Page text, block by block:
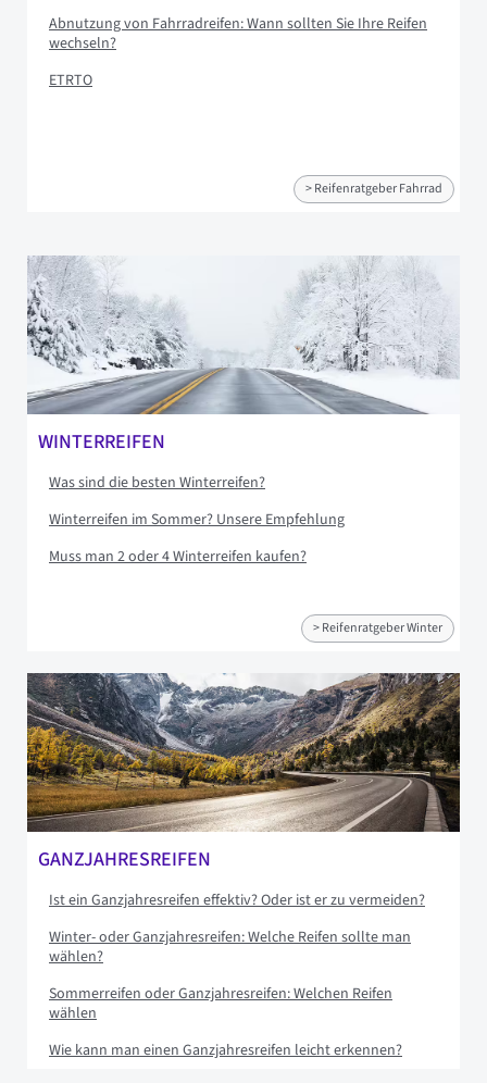
Abnutzung von Fahrradreifen: Wann sollten Sie Ihre Reifen
wechseln?
ETRTO
> Reifenratgeber Fahrrad
WINTERREIFEN
Was sind die besten Winterreifen?
Winterreifen im Sommer? Unsere Empfehlung
Muss man 2 oder 4 Winterreifen kaufen?
> Reifenratgeber Winter
GANZJAHRESREIFEN
Ist ein Ganzjahresreifen effektiv? Oder ist er zu vermeiden?
Winter- oder Ganzjahresreifen: Welche Reifen sollte man
wählen?
Sommerreifen oder Ganzjahresreifen: Welchen Reifen
wählen
Wie kann man einen Ganzjahresreifen leicht erkennen?